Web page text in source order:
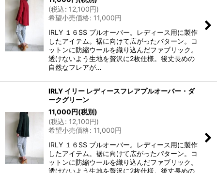
(税込: 12,100円)
希望小売価格: 11,000円
IRLY １６SS プルオーバー。レディース用に製作
したアイテム。裾に向けて広がったパターン。コ
ットンに防縮ウールを織り込んだファブリック。
透けないよう生地を贅沢に2枚仕様。後丈長めの
自然なフレアが…
IRLY イリー レディースフレアプルオーバー・ダ
ークグリーン
11,000円(税別)
(税込: 12,100円)
希望小売価格: 11,000円
IRLY １６SS プルオーバー。レディース用に製作
したアイテム。裾に向けて広がったパターン。コ
ットンに防縮ウールを織り込んだファブリック。
透けないよう生地を贅沢に2枚仕様。後丈長めの